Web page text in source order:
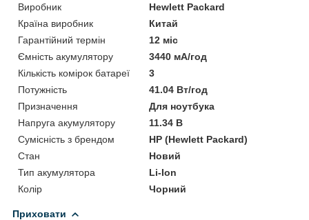
Виробник
Hewlett Packard
Країна виробник
Китай
Гарантійний термін
12 міс
Ємність акумулятору
3440 мА/год
Кількість комірок батареї
3
Потужність
41.04 Вт/год
Призначення
Для ноутбука
Напруга акумулятору
11.34 В
Сумісність з брендом
HP (Hewlett Packard)
Стан
Новий
Тип акумулятора
Li-Ion
Колір
Чорний
Приховати